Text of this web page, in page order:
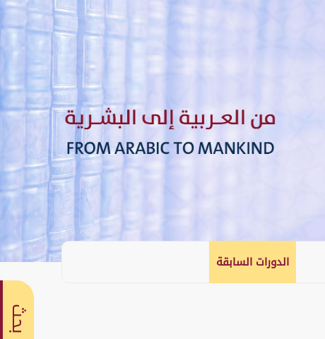
الدورات السابقة
بحث